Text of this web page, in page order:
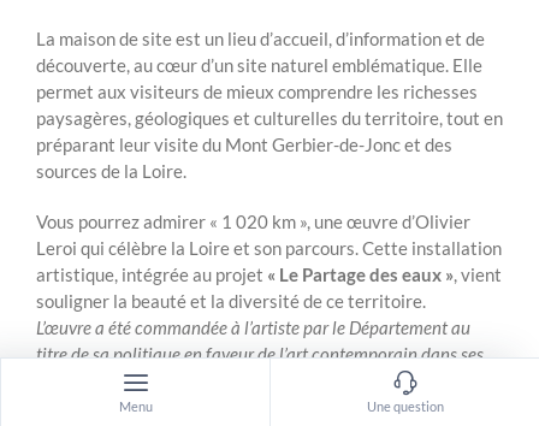
La maison de site est un lieu d’accueil, d’information et de
découverte, au cœur d’un site naturel emblématique. Elle
permet aux visiteurs de mieux comprendre les richesses
paysagères, géologiques et culturelles du territoire, tout en
préparant leur visite du Mont Gerbier-de-Jonc et des
sources de la Loire.
Vous pourrez admirer « 1 020 km », une œuvre d’Olivier
Leroi qui célèbre la Loire et son parcours. Cette installation
artistique, intégrée au projet « Le Partage des eaux » , vient
souligner la beauté et la diversité de ce territoire.
L’œuvre a été commandée à l’artiste par le Département au
titre de sa politique en faveur de l’art contemporain dans ses
bâtiments publics.
Menu Une question